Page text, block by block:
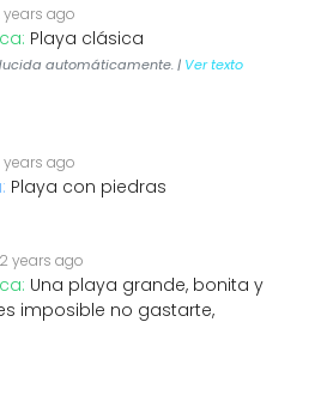
years ago
Playa clásica
automáticamente. | Ver texto
years ago
Playa con piedras
2 years ago
Una playa grande, bonita y
imposible no gastarte,